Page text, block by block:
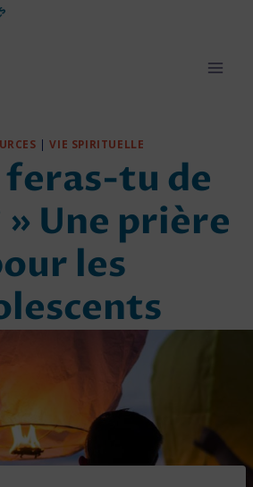
|VIE SPIRITUELLE
feras-tu de
» Une prière
les